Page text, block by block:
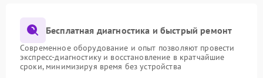
Бесплатная диагностика и быстрый ремонт
Современное оборудование и опыт позволяют провести
экспресс-диагностику и восстановление в кратчайшие
сроки, минимизируя время без устройства